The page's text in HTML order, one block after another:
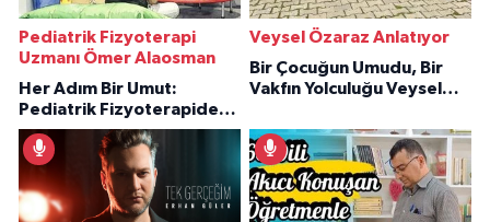
Pediatrik Fizyoterapi
Uzmanı Ömer Alaosman
Her Adım Bir Umut:
Pediatrik Fizyoterapiden
İlham Veren Hikâyeler
Veysel Özaraz Anlatıyor
Bir Çocuğun Umudu, Bir
Vakfın Yolculuğu Veysel